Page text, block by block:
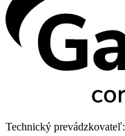
Technický prevádzkovateľ: